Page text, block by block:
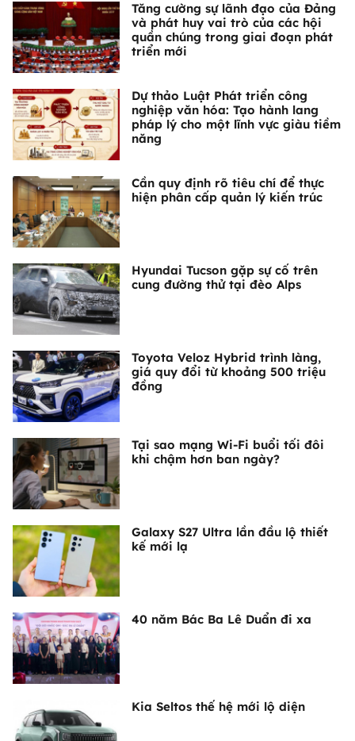
Tăng cường sự lãnh đạo của Đảng
và phát huy vai trò của các hội
quần chúng trong giai đoạn phát
triển mới
Dự thảo Luật Phát triển công
nghiệp văn hóa: Tạo hành lang
pháp lý cho một lĩnh vực giàu tiềm
năng
Cần quy định rõ tiêu chí để thực
hiện phân cấp quản lý kiến trúc
Hyundai Tucson gặp sự cố trên
cung đường thử tại đèo Alps
Toyota Veloz Hybrid trình làng,
giá quy đổi từ khoảng 500 triệu
đồng
Tại sao mạng Wi-Fi buổi tối đôi
khi chậm hơn ban ngày?
Galaxy S27 Ultra lần đầu lộ thiết
kế mới lạ
40 năm Bác Ba Lê Duẩn đi xa
Kia Seltos thế hệ mới lộ diện